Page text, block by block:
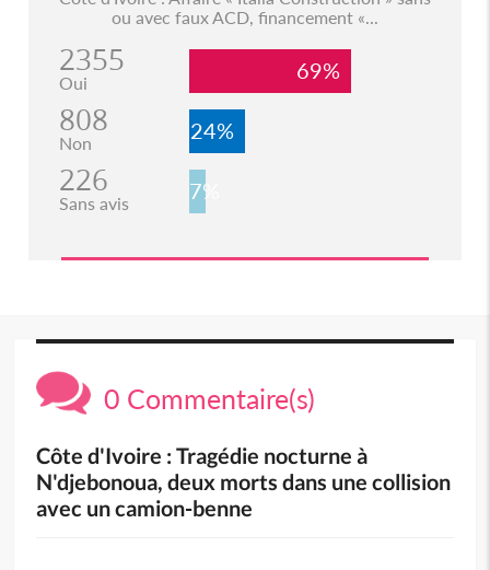
ou avec faux ACD, financement «...
2355
Oui 69%
808
Non 24%
226
Sans avis 7%
0 Commentaire(s)
Côte d'Ivoire : Tragédie nocturne à
N'djebonoua, deux morts dans une collision
avec un camion-benne